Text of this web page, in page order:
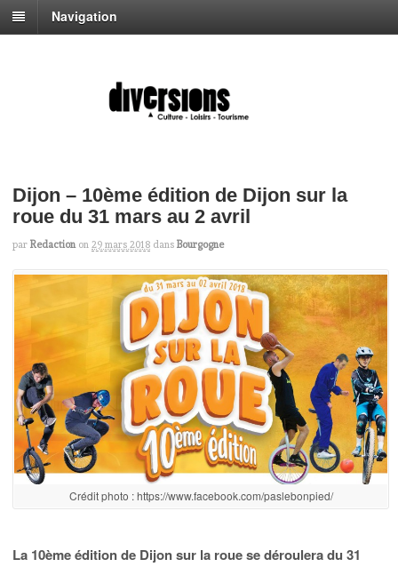
Navigation
Dijon – 10ème édition de Dijon sur la
roue du 31 mars au 2 avril
par Redaction on 29 mars 2018 dans Bourgogne
Crédit photo : https://www.facebook.com/paslebonpied/
La 10ème édition de Dijon sur la roue se déroulera du 31